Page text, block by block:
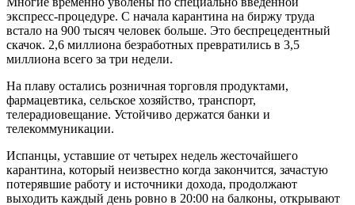
экспресс-процедуре. С начала карантина на биржу труда
встало на 900 тысяч человек больше. Это беспрецедентный
скачок. 2,6 миллиона безработных превратились в 3,5
миллиона всего за три недели.
На плаву остались розничная торговля продуктами,
фармацевтика, сельское хозяйство, транспорт,
телерадиовещание. Устойчиво держатся банки и
телекоммуникации.
Испанцы, уставшие от четырех недель жесточайшего
карантина, который неизвестно когда закончится, зачастую
потерявшие работу и источники дохода, продолжают
выходить каждый день ровно в 20:00 на балконы, открывают